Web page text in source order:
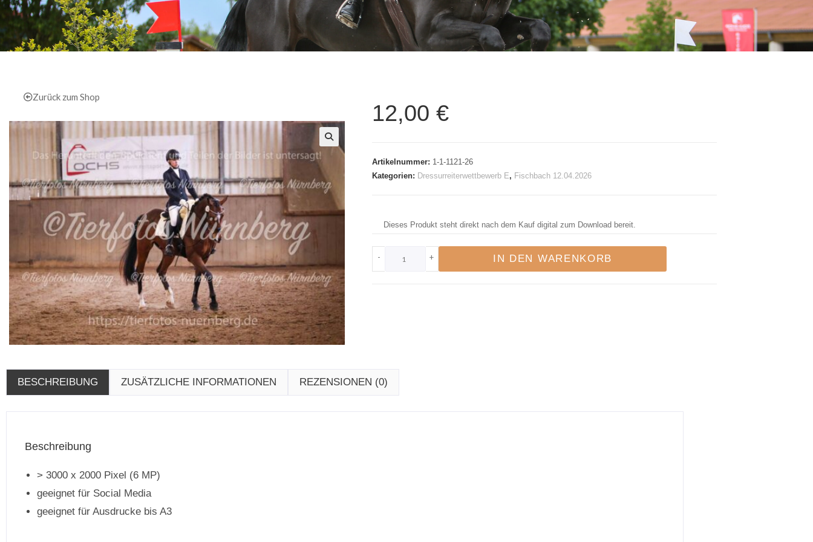
Zurück zum Shop
12,00 €
Artikelnummer: 1-1-1121-26
Kategorien: Dressurreiterwettbewerb E, Fischbach 12.04.2026
Dieses Produkt steht direkt nach dem Kauf digital zum Download bereit.
- + IN DEN WARENKORB
BESCHREIBUNG ZUSÄTZLICHE INFORMATIONEN REZENSIONEN (0)
Beschreibung
> 3000 x 2000 Pixel (6 MP)
geeignet für Social Media
geeignet für Ausdrucke bis A3